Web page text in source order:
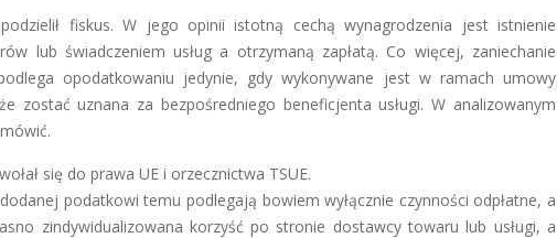
fiskus. W jego opinii istotną cechą wynagrodzenia jest istnienie
lub świadczeniem usług a otrzymaną zapłatą. Co więcej, zaniechanie
opodatkowaniu jedynie, gdy wykonywane jest w ramach umowy
zostać uznana za bezpośredniego beneficjenta usługi. W analizowanym
się do prawa UE i orzecznictwa TSUE.
podatkowi temu podlegają bowiem wyłącznie czynności odpłatne, a
zindywidualizowana korzyść po stronie dostawcy towaru lub usługi, a